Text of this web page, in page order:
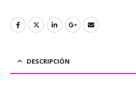
DESCRIPCIÓN